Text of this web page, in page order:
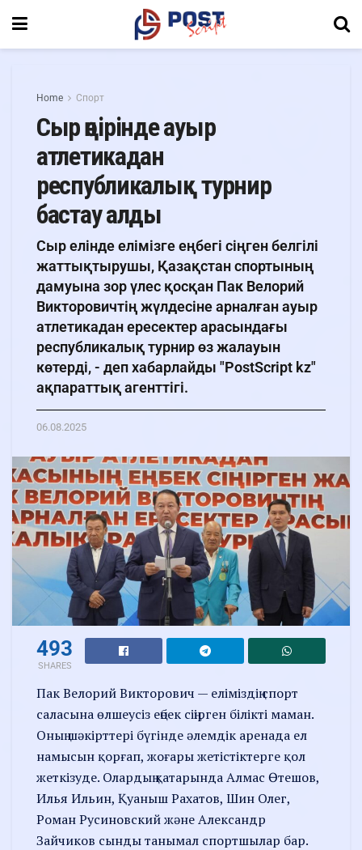
Home Спорт
Сыр өңірінде ауыр
атлетикадан
республикалық турнир
бастау алды
Сыр елінде елімізге еңбегі сіңген белгілі
жаттықтырушы, Қазақстан спортының
дамуына зор үлес қосқан Пак Велорий
Викторовичтің жүлдесіне арналған ауыр
атлетикадан ересектер арасындағы
республикалық турнир өз жалауын
көтерді, - деп хабарлайды "PostScript kz"
ақпараттық агенттігі.
06.08.2025
493
SHARES
Пак Велорий Викторович — еліміздің спорт
саласына өлшеусіз еңбек сіңірген білікті маман.
Оның шәкірттері бүгінде әлемдік аренада ел
намысын қорғап, жоғары жетістіктерге қол
жеткізуде. Олардың қатарында Алмас Өтешов,
Илья Ильин, Қуаныш Рахатов, Шин Олег,
Роман Русиновский және Александр
Зайчиков сынды танымал спортшылар бар.